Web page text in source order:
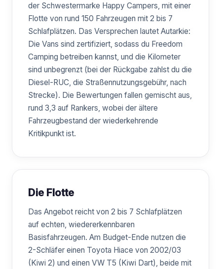
der Schwestermarke Happy Campers, mit einer
Flotte von rund 150 Fahrzeugen mit 2 bis 7
Schlafplätzen. Das Versprechen lautet Autarkie:
Die Vans sind zertifiziert, sodass du Freedom
Camping betreiben kannst, und die Kilometer
sind unbegrenzt (bei der Rückgabe zahlst du die
Diesel-RUC, die Straßennutzungsgebühr, nach
Strecke). Die Bewertungen fallen gemischt aus,
rund 3,3 auf Rankers, wobei der ältere
Fahrzeugbestand der wiederkehrende
Kritikpunkt ist.
Die Flotte
Das Angebot reicht von 2 bis 7 Schlafplätzen
auf echten, wiedererkennbaren
Basisfahrzeugen. Am Budget-Ende nutzen die
2-Schläfer einen Toyota Hiace von 2002/03
(Kiwi 2) und einen VW T5 (Kiwi Dart), beide mit